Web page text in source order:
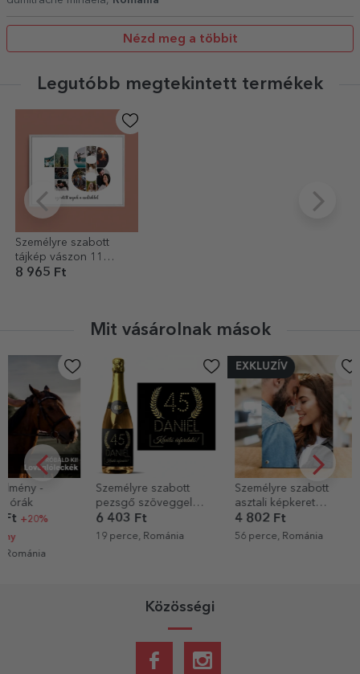
Nézd meg a többit
Legutóbb megtekintett termékek
Személyre szabott
tájkép vászon 11
fotóval, modellszám 18
8 965 Ft
Mit vásárolnak mások
Személyre szabott
pezsgő szöveggel
születésnapokra -
6 403 Ft
19 perce, Románia
EXKLUZÍV
Személyre szabott
asztali képkeret
56 perce, Románia
Személyre
nyuszi 2
56 perce,
Közösségi